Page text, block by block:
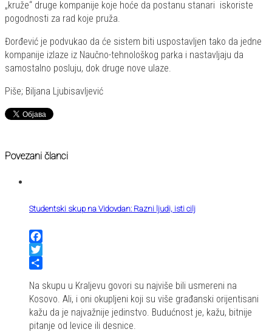
„kruže“ druge kompanije koje hoće da postanu stanari iskoriste
pogodnosti za rad koje pruža.
Đorđević je podvukao da će sistem biti uspostavljen tako da jedne
kompanije izlaze iz Naučno-tehnološkog parka i nastavljaju da
samostalno posluju, dok druge nove ulaze.
Piše; Biljana Ljubisavljević
Povezani članci
Studentski skup na Vidovdan: Razni ljudi, isti cilj
Facebook
Twitter
Na skupu u Kraljevu govori su najviše bili usmereni na
Kosovo. Ali, i oni okupljeni koji su više građanski orijentisani
kažu da je najvažnije jedinstvo. Budućnost je, kažu, bitnije
pitanje od levice ili desnice.